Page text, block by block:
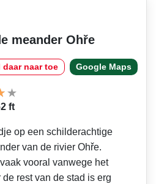
meander Ohře
daar naar toe Google Maps
ft
op een schilderachtige
van de rivier Ohře.
vooral vanwege het
rest van de stad is erg